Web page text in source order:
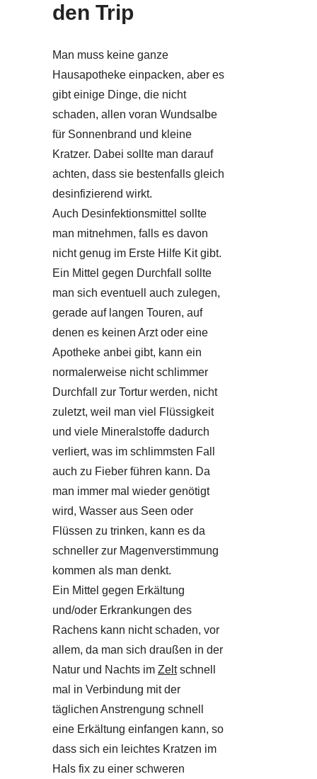
den Trip
Man muss keine ganze
Hausapotheke einpacken, aber es
gibt einige Dinge, die nicht
schaden, allen voran Wundsalbe
für Sonnenbrand und kleine
Kratzer. Dabei sollte man darauf
achten, dass sie bestenfalls gleich
desinfizierend wirkt.
Auch Desinfektionsmittel sollte
man mitnehmen, falls es davon
nicht genug im Erste Hilfe Kit gibt.
Ein Mittel gegen Durchfall sollte
man sich eventuell auch zulegen,
gerade auf langen Touren, auf
denen es keinen Arzt oder eine
Apotheke anbei gibt, kann ein
normalerweise nicht schlimmer
Durchfall zur Tortur werden, nicht
zuletzt, weil man viel Flüssigkeit
und viele Mineralstoffe dadurch
verliert, was im schlimmsten Fall
auch zu Fieber führen kann. Da
man immer mal wieder genötigt
wird, Wasser aus Seen oder
Flüssen zu trinken, kann es da
schneller zur Magenverstimmung
kommen als man denkt.
Ein Mittel gegen Erkältung
und/oder Erkrankungen des
Rachens kann nicht schaden, vor
allem, da man sich draußen in der
Natur und Nachts im Zeltschnell
mal in Verbindung mit der
täglichen Anstrengung schnell
eine Erkältung einfangen kann, so
dass sich ein leichtes Kratzen im
Hals fix zu einer schweren